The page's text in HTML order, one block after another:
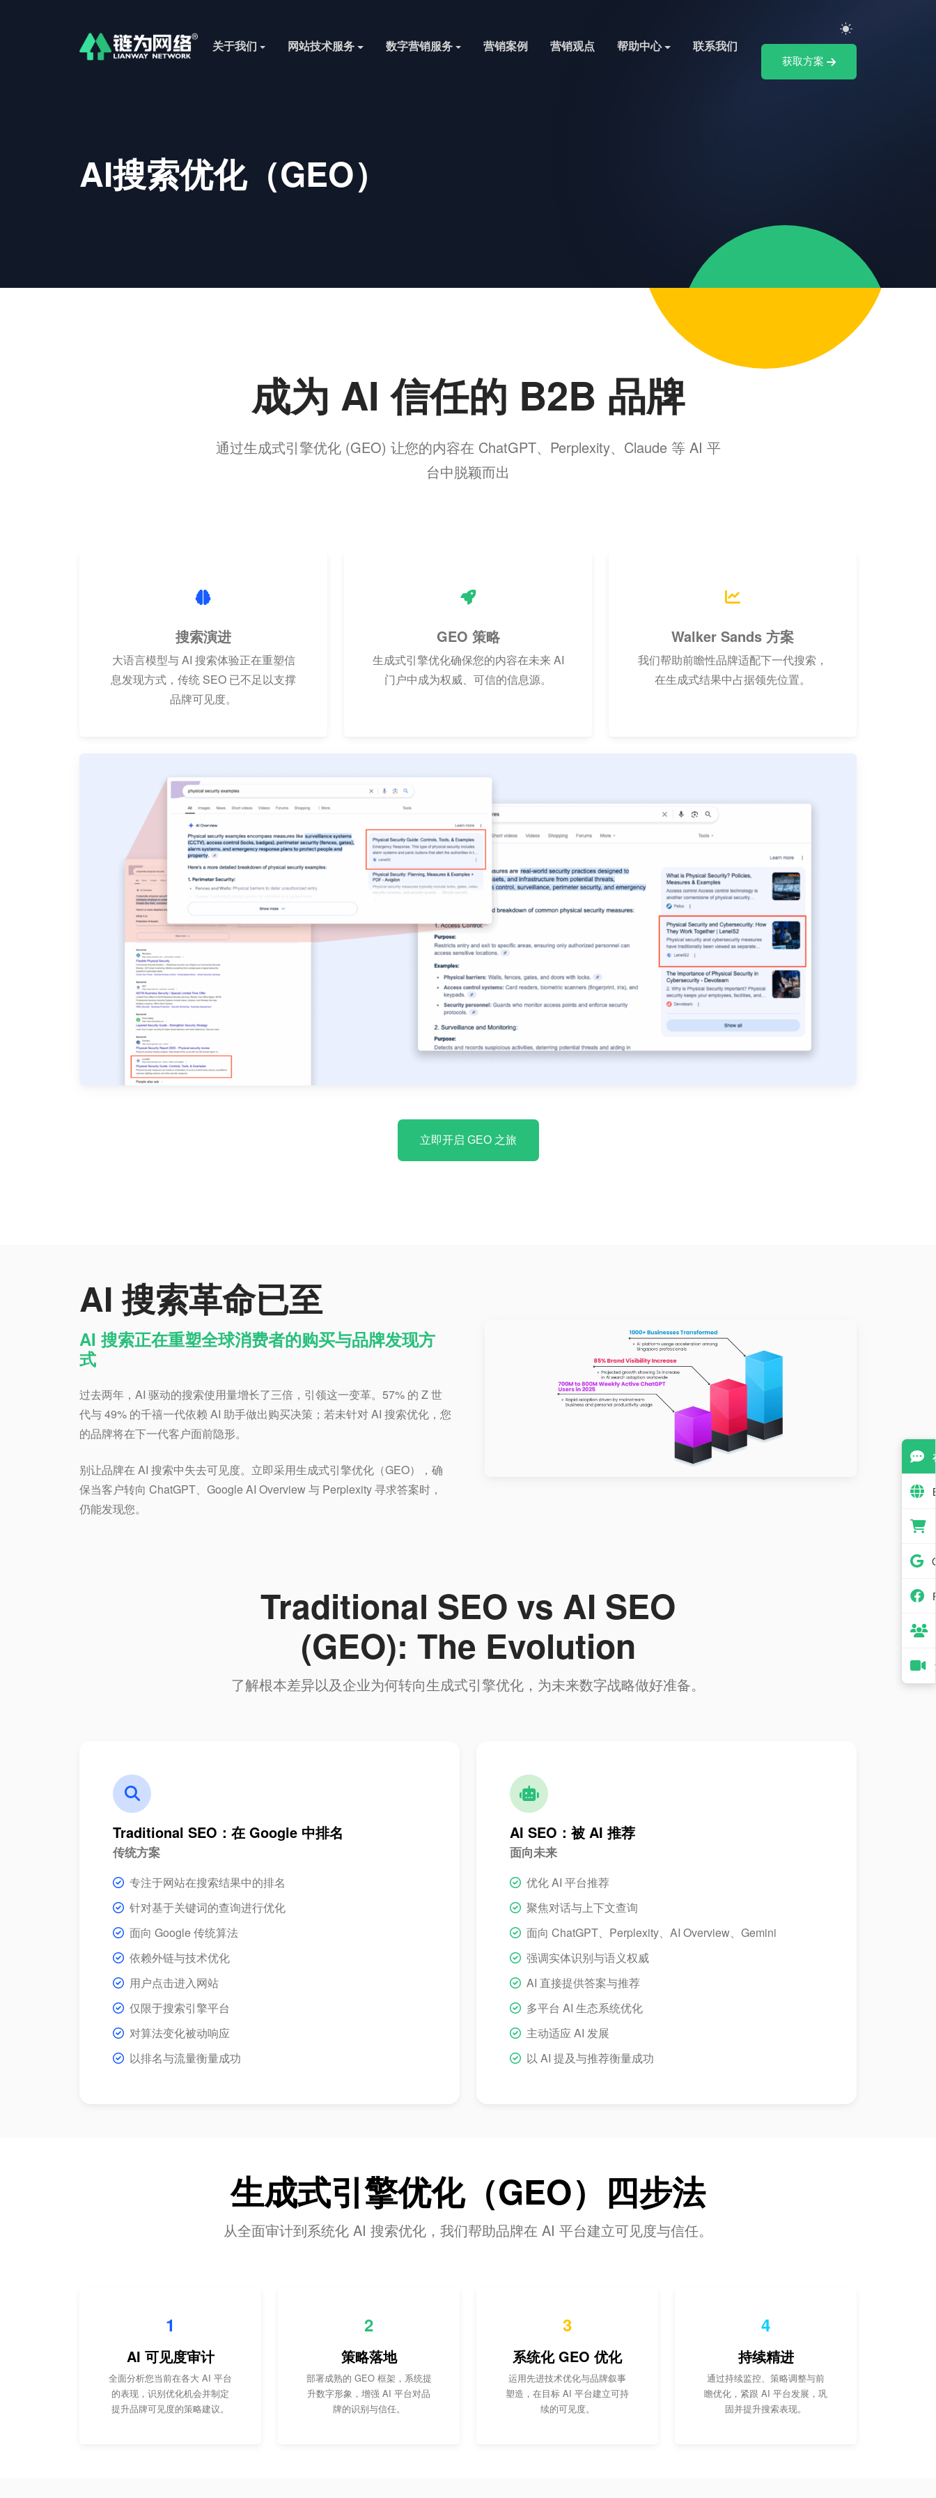
关于我们 网站技术服务 数字营销服务 营销案例 营销观点 帮助中心 联系我们
获取方案
AI搜索优化（GEO）
成为 AI 信任的 B2B 品牌
通过生成式引擎优化 (GEO) 让您的内容在 ChatGPT、Perplexity、Claude 等 AI 平
台中脱颖而出
搜索演进
大语言模型与 AI 搜索体验正在重塑信
息发现方式，传统 SEO 已不足以支撑
品牌可见度。
GEO 策略
生成式引擎优化确保您的内容在未来 AI
门户中成为权威、可信的信息源。
Walker Sands 方案
我们帮助前瞻性品牌适配下一代搜索，
在生成式结果中占据领先位置。
立即开启 GEO 之旅
AI 搜索革命已至
AI 搜索正在重塑全球消费者的购买与品牌发现方
式
过去两年，AI 驱动的搜索使用量增长了三倍，引领这一变革。57% 的 Z 世
代与 49% 的千禧一代依赖 AI 助手做出购买决策；若未针对 AI 搜索优化，您
的品牌将在下一代客户面前隐形。
别让品牌在 AI 搜索中失去可见度。立即采用生成式引擎优化（GEO），确
保当客户转向 ChatGPT、Google AI Overview 与 Perplexity 寻求答案时，
仍能发现您。
Traditional SEO vs AI SEO
(GEO): The Evolution
了解根本差异以及企业为何转向生成式引擎优化，为未来数字战略做好准备。
Traditional SEO：在 Google 中排名
传统方案
专注于网站在搜索结果中的排名
针对基于关键词的查询进行优化
面向 Google 传统算法
依赖外链与技术优化
用户点击进入网站
仅限于搜索引擎平台
对算法变化被动响应
以排名与流量衡量成功
AI SEO：被 AI 推荐
面向未来
优化 AI 平台推荐
聚焦对话与上下文查询
面向 ChatGPT、Perplexity、AI Overview、Gemini
强调实体识别与语义权威
AI 直接提供答案与推荐
多平台 AI 生态系统优化
主动适应 AI 发展
以 AI 提及与推荐衡量成功
生成式引擎优化（GEO）四步法
从全面审计到系统化 AI 搜索优化，我们帮助品牌在 AI 平台建立可见度与信任。
1
AI 可见度审计
全面分析您当前在各大 AI 平台
的表现，识别优化机会并制定
提升品牌可见度的策略建议。
2
策略落地
部署成熟的 GEO 框架，系统提
升数字形象，增强 AI 平台对品
牌的识别与信任。
3
系统化 GEO 优化
运用先进技术优化与品牌叙事
塑造，在目标 AI 平台建立可持
续的可见度。
4
持续精进
通过持续监控、策略调整与前
瞻优化，紧跟 AI 平台发展，巩
固并提升搜索表现。